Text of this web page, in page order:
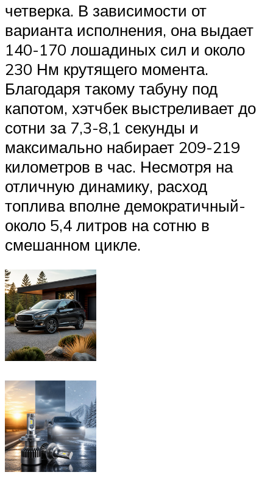
четверка. В зависимости от
варианта исполнения, она выдает
140-170 лошадиных сил и около
230 Нм крутящего момента.
Благодаря такому табуну под
капотом, хэтчбек выстреливает до
сотни за 7,3-8,1 секунды и
максимально набирает 209-219
километров в час. Несмотря на
отличную динамику, расход
топлива вполне демократичный-
около 5,4 литров на сотню в
смешанном цикле.